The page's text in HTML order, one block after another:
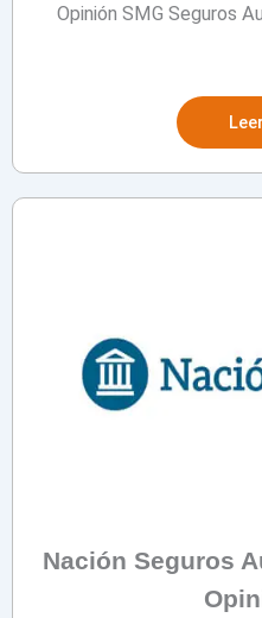
Opinión SMG Seguros
Nación Seguros